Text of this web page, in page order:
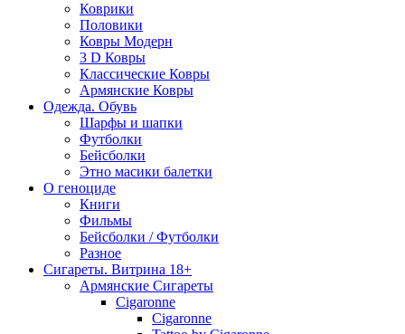
Коврики
Половики
Ковры Модерн
3 D Ковры
Классические Ковры
Армянские Ковры
Одежда. Обувь
Шарфы и шапки
Футболки
Бейсболки
Этно масики балетки
О геноциде
Книги
Фильмы
Бейсболки / Футболки
Разное
Сигареты. Витрина 18+
Армянские Сигареты
Cigaronne
Cigaronne